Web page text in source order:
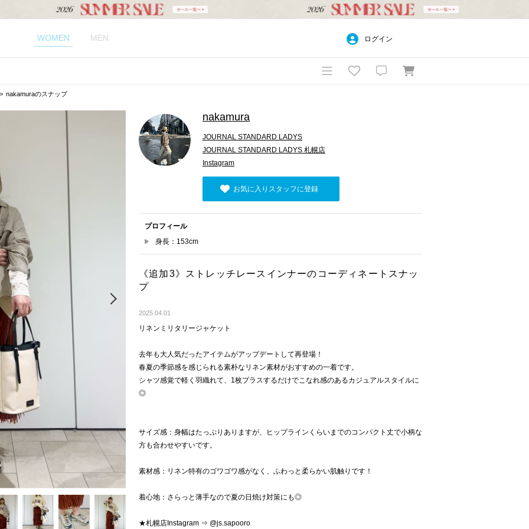
WOMEN MEN ログイン
nakamuraのスナップ
nakamura
JOURNAL STANDARD LADYS
JOURNAL STANDARD LADYS 札幌店
Instagram
お気に入りスタッフに登録
プロフィール
身長：153cm
《追加3》ストレッチレースインナーのコーディネートスナッ
プ
2025.04.01
リネンミリタリージャケット
去年も大人気だったアイテムがアップデートして再登場！
春夏の季節感を感じられる素朴なリネン素材がおすすめの一着です。
シャツ感覚で軽く羽織れて、1枚プラスするだけでこなれ感のあるカジュアルスタイルに
◎
サイズ感：身幅はたっぷりありますが、ヒップラインくらいまでのコンパクト丈で小柄な
方も合わせやすいです。
素材感：リネン特有のゴワゴワ感がなく、ふわっと柔らかい肌触りです！
着心地：さらっと薄手なので夏の日焼け対策にも◎
★札幌店Instagram ⇒ @js.sapooro